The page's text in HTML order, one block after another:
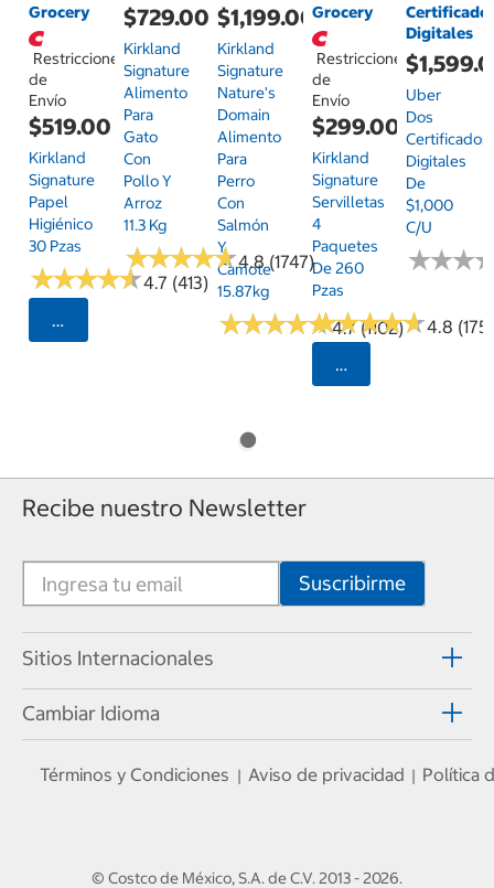
Grocery
Restricciones
de
Envío
$519.00
Kirkland
Signature
Papel
Higiénico
30 Pzas
★★★★★
★★★★★4.7 (413)
Seleccionar Código Postal
$729.00
Kirkland
Signature
Alimento
Para
Gato
Con
Pollo Y
Arroz
11.3 Kg
★★★★★
★★★★★4.8 (1747)
$1,199.00
Kirkland
Signature
Nature's
Domain
Alimento
Para
Perro
Con
Salmón
Y
Camote
15.87kg
★★★★★
★★★★★4.7 (1102)
Grocery
Restricciones
de
Envío
$299.00
Kirkland
Signature
Servilletas
4
Paquetes
De 260
Pzas
★★★★★
★★★★★4.8 (175)
Seleccionar
Digitales
Uber
Dos
Certificados
Digitales
De
$1,000
C/u
★★★
★★★
Recibe nuestro Newsletter
Sitios Internacionales
Cambiar Idioma
Términos y Condiciones | Aviso de privacidad | Política
© Costco de México, S.A. de C.V.2013 - 2026.